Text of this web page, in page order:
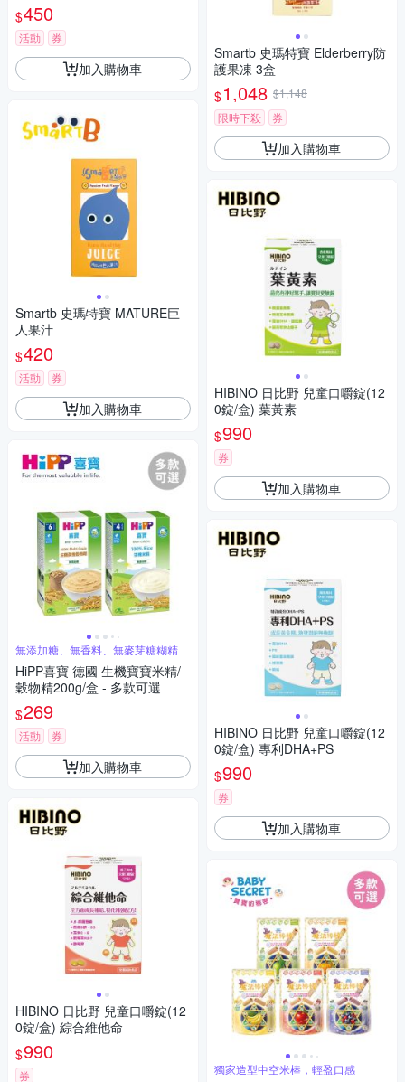
$450
活動 券
加入購物車
Smartb 史瑪特寶 MATURE巨
人果汁
$420
活動 券
加入購物車
無添加糖、無香料、無麥芽糖糊精
HiPP喜寶 德國 生機寶寶米精/
穀物精200g/盒 - 多款可選
$269
活動 券
加入購物車
HIBINO 日比野 兒童口嚼錠(12
0錠/盒) 綜合維他命
$990
券
Smartb 史瑪特寶 Elderberry防
護果凍 3盒
$1,048 $1,148
限時下殺
券
加入購物車
HIBINO 日比野 兒童口嚼錠(12
0錠/盒) 葉黃素
$990
券
加入購物車
HIBINO 日比野 兒童口嚼錠(12
0錠/盒) 專利DHA+PS
$990
券
加入購物車
獨家造型中空米棒，輕盈口感